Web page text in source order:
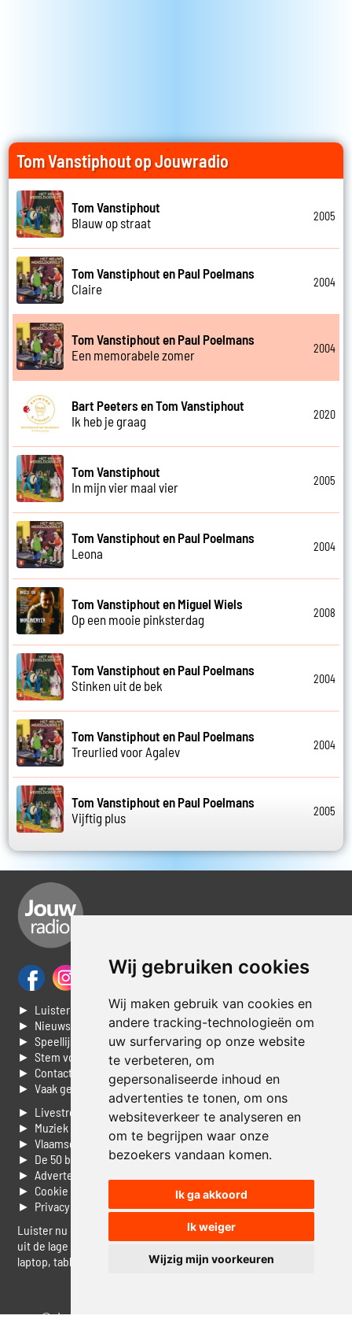
Wij gebruiken cookies
Wij maken gebruik van cookies en
andere tracking-technologieën om
uw surfervaring op onze website
te verbeteren, om
gepersonaliseerde inhoud en
advertenties te tonen, om ons
websiteverkeer te analyseren en
om te begrijpen waar onze
bezoekers vandaan komen.
Ik ga akkoord
Ik weiger
Wijzig mijn voorkeuren
Tom Vanstiphout op Jouwradio
Tom Vanstiphout
Blauw op straat
2005
Tom Vanstiphout en Paul Poelmans
Claire
2004
Tom Vanstiphout en Paul Poelmans
Een memorabele zomer
2004
Bart Peeters en Tom Vanstiphout
Ik heb je graag
2020
Tom Vanstiphout
In mijn vier maal vier
2005
Tom Vanstiphout en Paul Poelmans
Leona
2004
Tom Vanstiphout en Miguel Wiels
Op een mooie pinksterdag
2008
Tom Vanstiphout en Paul Poelmans
Stinken uit de bek
2004
Tom Vanstiphout en Paul Poelmans
Treurlied voor Agalev
2004
Tom Vanstiphout en Paul Poelmans
Vijftig plus
2005
► Luisteren naar Jouwradio
► Nieuws
► Speellijst
► Stem voor de Dag top 3
► Contacteer ons
► Vaak gestelde vragen
► Livestream informatie
► Muziek opzoeken
► Vlaamse 100 Aller tijden
► De 50 beste van...
► Adverteren op Jouwradio
► Cookie voorkeuren wijzigen
► Privacyinformatie
Luister nu naar Jouwradio! De beste Nederlandstalige muziek
uit de lage landen hoor je hier al 20 jaar. In digitale kwaliteit op je
laptop, tablet of smartphone.
© Jouwradio 2006 - 2026 - alle rechten voorbehouden.